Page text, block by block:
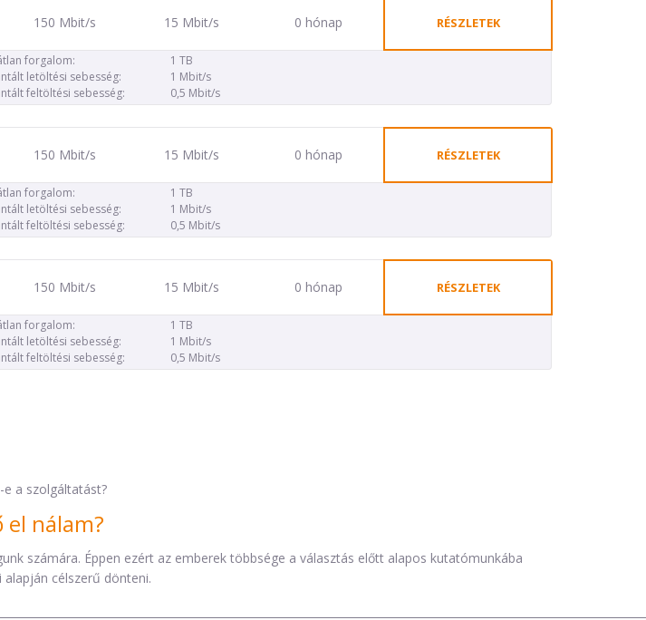
150 Mbit/s 15 Mbit/s 0 hónap RÉSZLETEK
forgalom:
1 TB
letöltési sebesség:
1 Mbit/s
feltöltési sebesség:
0,5 Mbit/s
150 Mbit/s 15 Mbit/s 0 hónap RÉSZLETEK
forgalom:
1 TB
letöltési sebesség:
1 Mbit/s
feltöltési sebesség:
0,5 Mbit/s
150 Mbit/s 15 Mbit/s 0 hónap RÉSZLETEK
forgalom:
1 TB
letöltési sebesség:
1 Mbit/s
feltöltési sebesség:
0,5 Mbit/s
a szolgáltatást?
nálam?
számára. Éppen ezért az emberek többsége a választás előtt alapos kutatómunkába
célszerű dönteni.